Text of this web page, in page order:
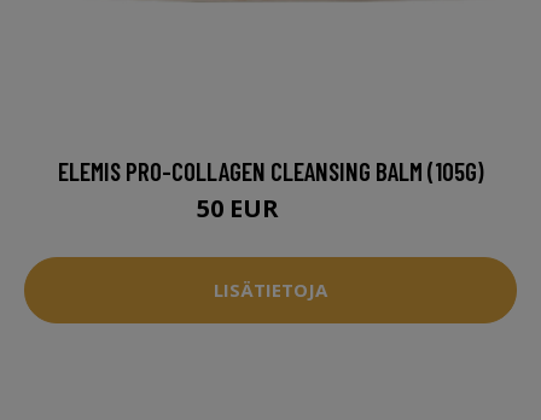
ELEMIS PRO-COLLAGEN CLEANSING BALM (105G)
50 EUR
LISÄTIETOJA